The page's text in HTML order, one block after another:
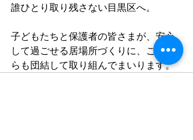
誰ひとり取り残さない目黒区へ。
子どもたちと保護者の皆さまが、安心
して過ごせる居場所づくりに、これか
らも団結して取り組んでまいります。